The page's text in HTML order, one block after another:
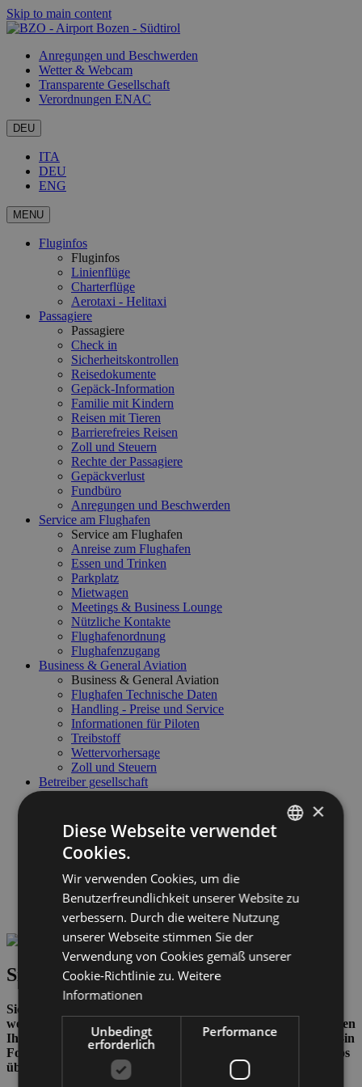
Skip to main content
Anregungen und Beschwerden
Wetter & Webcam
Transparente Gesellschaft
Verordnungen ENAC
DEU
ITA
DEU
ENG
MENU
Fluginfos
Fluginfos
Linienflüge
Charterflüge
Aerotaxi - Helitaxi
Passagiere
Passagiere
Check in
Sicherheitskontrollen
Reisedokumente
Gepäck-Information
Familie mit Kindern
Reisen mit Tieren
Barrierefreies Reisen
Zoll und Steuern
Rechte der Passagiere
Gepäckverlust
Fundbüro
Anregungen und Beschwerden
Service am Flughafen
Service am Flughafen
Anreise zum Flughafen
Essen und Trinken
Parkplatz
Mietwagen
Meetings & Business Lounge
Nützliche Kontakte
Flughafenordnung
Flughafenzugang
Business & General Aviation
Business & General Aviation
Flughafen Technische Daten
Handling - Preise und Service
Informationen für Piloten
Treibstoff
Wettervorhersage
Zoll und Steuern
Betreiber gesellschaft
GESCHÄFTSFÜHRUNG
Jobangebote
Business & Lieferanten
Safety Management System
Transparente Verwaltung
Wetter & Webcam
Sicherheitskontrollen
Sicherheit hat am Flughafen Bozen oberste Priorität. Auch
wenn Kontrollen oftmals etwas lästig erscheinen, sie garantieren
Ihre Sicherheit. Bitte planen Sie genügend Zeit für die Check-in
Formalitäten und die Sicherheitskontrolle ein. Hier einige Infos
über den Ablauf der Sicherheitschecks:
×
Diese Webseite verwendet
Cookies.
Wir verwenden Cookies, um die
Benutzerfreundlichkeit unserer Website zu
verbessern. Durch die weitere Nutzung
unserer Webseite stimmen Sie der
Verwendung von Cookies gemäß unserer
Cookie-Richtlinie zu. Weitere
Informationen
Unbedingt
erforderlich
Performance